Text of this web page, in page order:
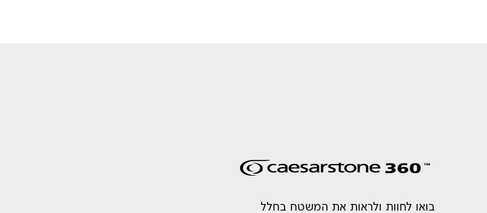
בואו לחוות ולראות את המשטח בחלל